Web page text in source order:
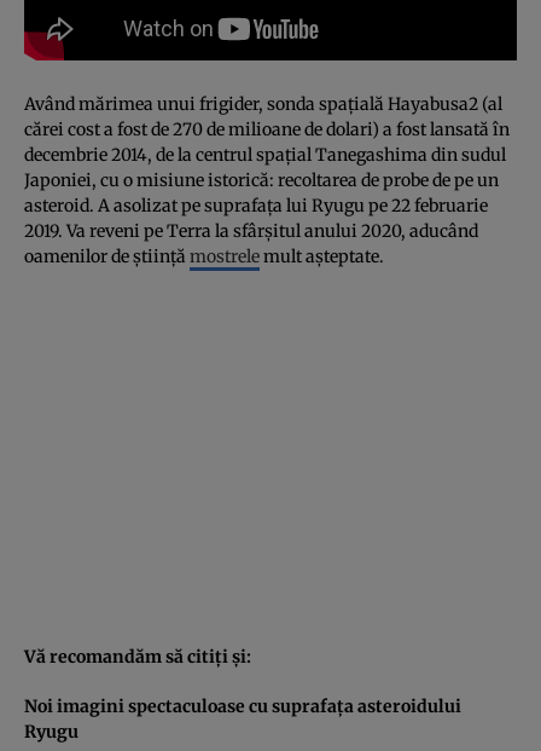
Având mărimea unui frigider, sonda spaţială Hayabusa2 (al
cărei cost a fost de 270 de milioane de dolari) a fost lansată în
decembrie 2014, de la centrul spaţial Tanegashima din sudul
Japoniei, cu o misiune istorică: recoltarea de probe de pe un
asteroid. A asolizat pe suprafaţa lui Ryugu pe 22 februarie
2019. Va reveni pe Terra la sfârşitul anului 2020, aducând
oamenilor de ştiinţă mostrelemult aşteptate.
Vă recomandăm să citiţi şi:
Noi imagini spectaculoase cu suprafaţa asteroidului
Ryugu